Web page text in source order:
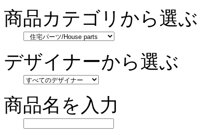
商品カテゴリから選ぶ
デザイナーから選ぶ
商品名を入力